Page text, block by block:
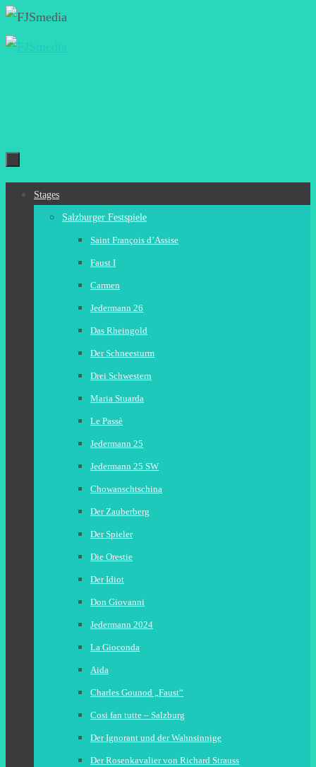
Zum
Inhalt
Zum
Stages
Salzburger Festspiele
Saint François d’Assise
Faust I
Carmen
Jedermann 26
Das Rheingold
Der Schneesturm
Drei Schwestern
Maria Stuarda
Le Passè
Jedermann 25
Jedermann 25 SW
Chowanschtschina
Der Zauberberg
Der Spieler
Die Orestie
Der Idiot
Don Giovanni
Jedermann 2024
La Gioconda
Aida
Charles Gounod „Faust“
Cosi fan tutte – Salzburg
Der Ignorant und der Wahnsinnige
Der Rosenkavalier von Richard Strauss